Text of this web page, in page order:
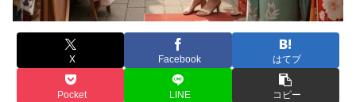
X Facebook はてブ
Pocket LINE コピー